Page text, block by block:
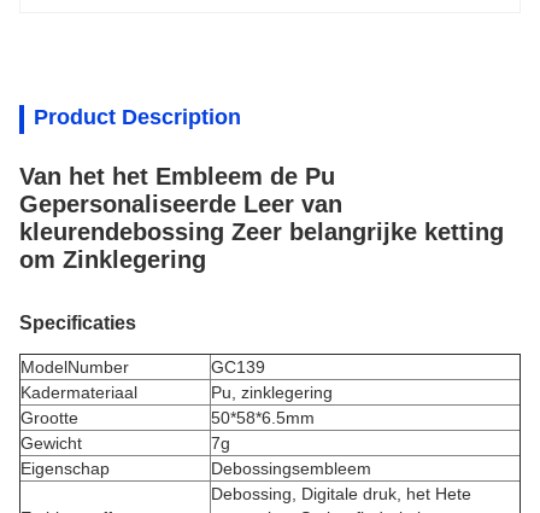
Product Description
Van het het Embleem de Pu
Gepersonaliseerde Leer van
kleurendebossing Zeer belangrijke ketting
om Zinklegering
Specificaties
ModelNumber
GC139
Kadermateriaal
Pu, zinklegering
Grootte
50*58*6.5mm
Gewicht
7g
Eigenschap
Debossingsembleem
Debossing, Digitale druk, het Hete